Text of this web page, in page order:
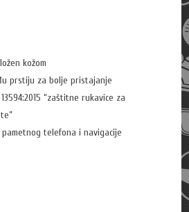
kožom
prstiju za bolje pristajanje
“zaštitne rukavice za
telefona i navigacije